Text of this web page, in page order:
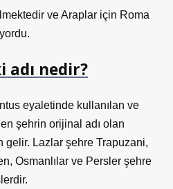
ve Araplar için Roma
adı nedir?
eyaletinde kullanılan ve
şehrin orijinal adı olan
gelir. Lazlar şehre Trapuzani,
Osmanlılar ve Persler şehre